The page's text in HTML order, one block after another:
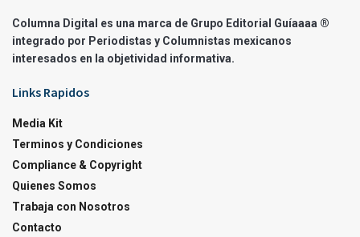
Columna Digital es una marca de Grupo Editorial Guíaaaa ®
integrado por Periodistas y Columnistas mexicanos
interesados en la objetividad informativa.
Links Rapidos
Media Kit
Terminos y Condiciones
Compliance & Copyright
Quienes Somos
Trabaja con Nosotros
Contacto